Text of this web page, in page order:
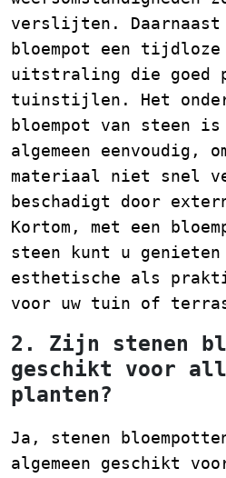
verslijten. Daarnaast
bloempot een
uitstraling die goed
tuinstijlen. Het
bloempot van steen
algemeen eenvoudig,
materiaal niet snel
beschadigt door
Kortom, met een
steen kunt u genieten
esthetische als
voor uw tuin of
2. Zijn stenen
geschikt voor
planten?
Ja, stenen
algemeen geschikt